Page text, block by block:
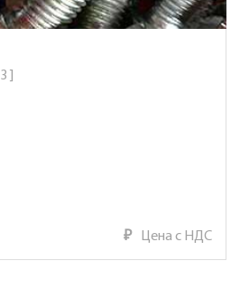
]
₽ Цена с НДС